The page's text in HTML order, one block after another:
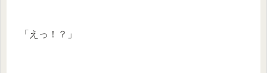
「えっ！？」